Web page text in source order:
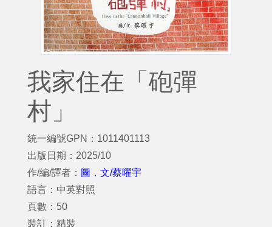
我家住在「砲彈
村」
統一編號GPN：1011401113
出版日期：2025/10
作/編/譯者： 圖 ， 文/蔡曜宇
語言：中英對照
頁數：50
裝訂：精裝